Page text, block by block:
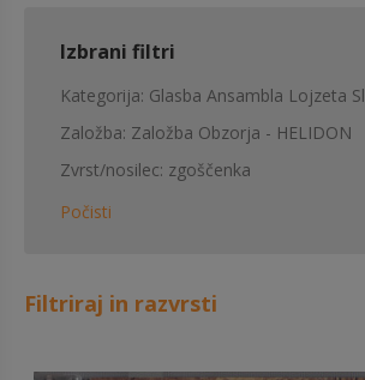
Izbrani filtri
Kategorija Glasba Ansambla Lojzeta
Založba Založba Obzorja - HELIDON
Zvrst/nosilec zgoščenka
Počisti
Filtriraj in razvrsti